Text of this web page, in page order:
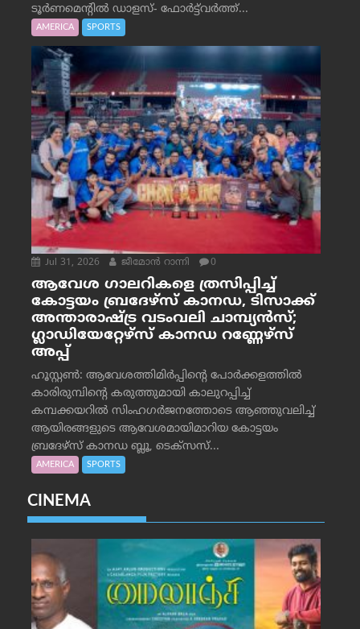
ടൂർണമെന്റിൽ ഡാളസ്- ഫോർട്ട്‌വര്‍ത്ത്...
AMERICA SPORTS
Jul 31, 2026 ജീമോന്‍ റാന്നി 0
ആവേശ ഗാലറികളെ ത്രസിപ്പിച്ച്
കോട്ടയം ബ്രദേഴ്‌സ് കാനഡ, ടിസാക്ക്
അന്താരാഷ്ട്ര വടംവലി ചാമ്പ്യന്‍സ്;
ഗ്ലാഡിയേറ്റേഴ്‌സ് കാനഡ റണ്ണേഴ്‌സ്
അപ്പ്
ഹൂസ്റ്റണ്‍: ആവേശത്തിമിര്‍പ്പിന്റെ പോര്‍ക്കളത്തില്‍
കാരിരുമ്പിന്റെ കരുത്തുമായി കാലുറപ്പിച്ച്
കമ്പക്കയറില്‍ സിംഹഗര്‍ജനത്തോടെ ആഞ്ഞുവലിച്ച്
ആയിരങ്ങളുടെ ആവേശമായിമാറിയ കോട്ടയം
ബ്രദേഴ്‌സ് കാനഡ ബ്ലൂ, ടെക്‌സസ്...
AMERICA SPORTS
CINEMA